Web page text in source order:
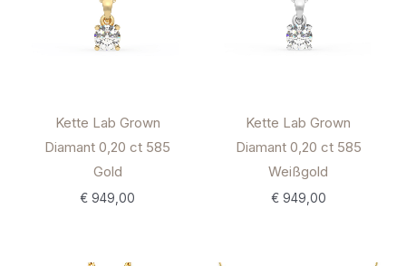
Kette Lab Grown
Diamant 0,20 ct 585
Gold
€ 949,00
Kette Lab Grown
Diamant 0,20 ct 585
Weißgold
€949,00